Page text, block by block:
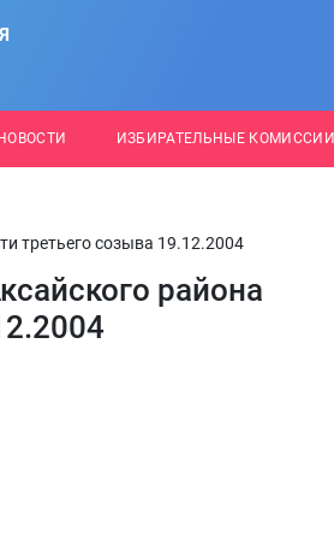
НОВОСТИ ИЗБИРАТЕЛЬНЫЕ КОМИССИИ
третьего созыва 19.12.2004
района